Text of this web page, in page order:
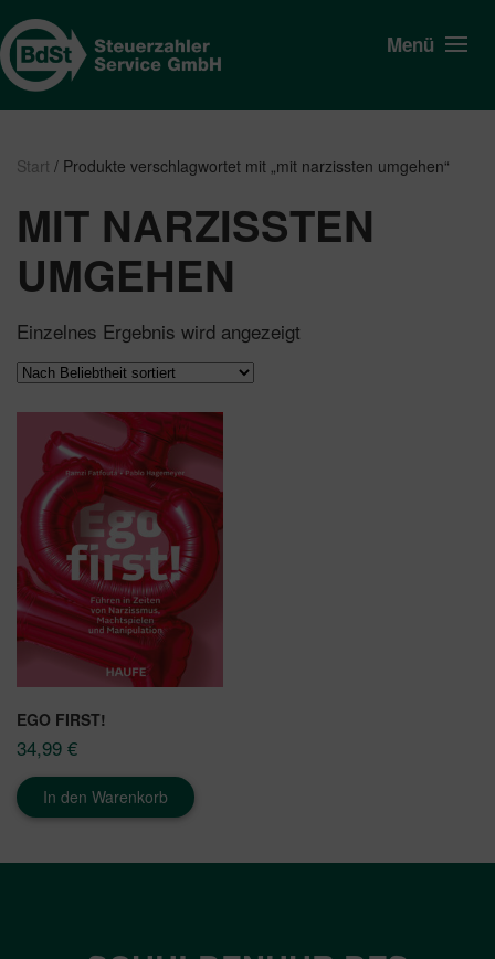
Menü
Start / Produkte verschlagwortet mit „mit narzissten umgehen“
MIT NARZISSTEN
UMGEHEN
Einzelnes Ergebnis wird angezeigt
EGO FIRST!
34,99 €
In den Warenkorb